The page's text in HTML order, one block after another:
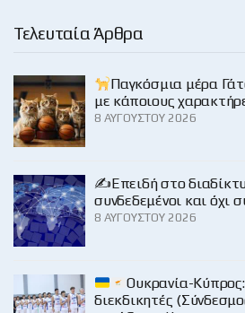
Τελευταία Άρθρα
Παγκόσμια μέρα
με κάποιους
8 ΑΥΓΟΎΣΤΟΥ 2026
✍️Επειδή στο
συνδεδεμένοι και όχι
8 ΑΥΓΟΎΣΤΟΥ 2026
Ουκρανία-
διεκδικητές